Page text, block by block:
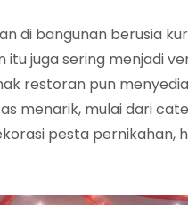
di bangunan berusia
itu juga sering menjadi
restoran pun
menarik, mulai dari
pesta pernikahan,